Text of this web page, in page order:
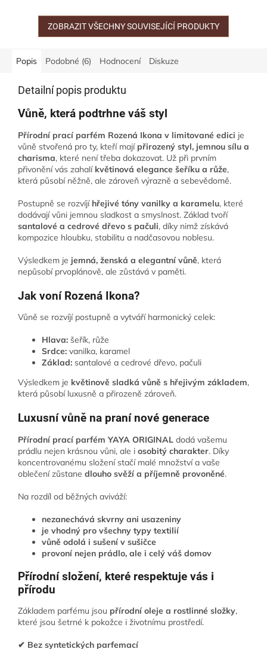
koncentrované prací...
ZOBRAZIT VŠECHNY SOUVISEJÍCÍ PRODUKTY
Popis Podobné (6) Hodnocení Diskuze
Detailní popis produktu
Vůně, která podtrhne váš styl
Přírodní prací parfém Rozená Ikona v limitované edici je
vůně stvořená pro ty, kteří mají přirozený styl, jemnou sílu a
charisma, které není třeba dokazovat. Už při prvním
přivonění vás zahalí květinová elegance šeříku a růže,
která působí něžně, ale zároveň výrazně a sebevědomě.
Postupně se rozvíjí hřejivé tóny vanilky a karamelu, které
dodávají vůni jemnou sladkost a smyslnost. Základ tvoří
santalové a cedrové dřevo s pačuli, díky nimž získává
kompozice hloubku, stabilitu a nadčasovou noblesu.
Výsledkem je jemná, ženská a elegantní vůně, která
nepůsobí prvoplánově, ale zůstává v paměti.
Jak voní Rozená Ikona?
Vůně se rozvíjí postupně a vytváří harmonický celek:
Hlava: šeřík, růže
Srdce: vanilka, karamel
Základ: santalové a cedrové dřevo, pačuli
Výsledkem je květinově sladká vůně s hřejivým základem,
která působí luxusně a přirozeně zároveň.
Luxusní vůně na praní nové generace
Přírodní prací parfém YAYA ORIGINAL dodá vašemu
prádlu nejen krásnou vůni, ale i osobitý charakter. Díky
koncentrovanému složení stačí malé množství a vaše
oblečení zůstane dlouho svěží a příjemně provoněné.
Na rozdíl od běžných aviváží:
nezanechává skvrny ani usazeniny
je vhodný pro všechny typy textilií
vůně odolá i sušení v sušičce
provoní nejen prádlo, ale i celý váš domov
Přírodní složení, které respektuje vás i
přírodu
Základem parfému jsou přírodní oleje a rostlinné složky,
které jsou šetrné k pokožce i životnímu prostředí.
✔ Bez syntetických parfemací